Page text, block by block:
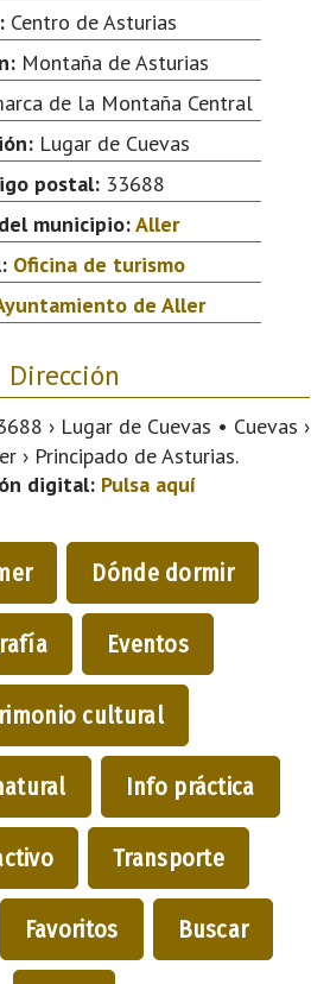
Centro de Asturias
Montaña de Asturias
de la Montaña Central
Lugar de Cuevas
postal:33688
municipio:Aller
Oficina de turismo
de Aller
Dirección
› Lugar de Cuevas • Cuevas ›
› Principado de Asturias.
digital: Pulsa aquí
Dónde dormir
Eventos
cultural
Info práctica
Transporte
Favoritos Buscar